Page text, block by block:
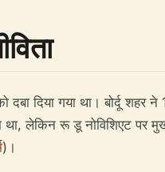
दिया गया था। बोर्दू शहर ने
था, लेकिन रू डू नोविशिएट
)।